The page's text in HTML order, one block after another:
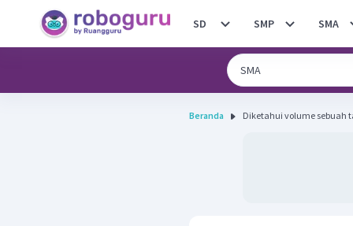
SD SMP SMA
Beranda Diketahui volume sebuah